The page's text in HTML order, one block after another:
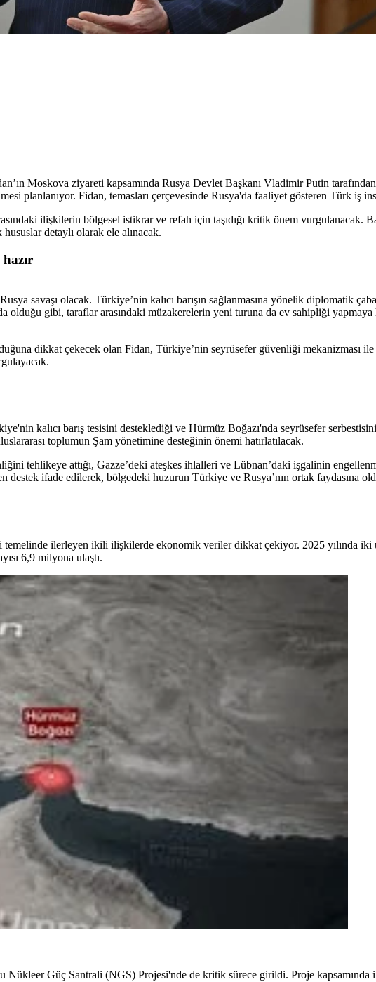
Moskova ziyareti kapsamında Rusya Devlet Başkanı Vladimir Putin
planlanıyor. Fidan, temasları çerçevesinde Rusya'da faaliyet gösteren Türk iş
ilişkilerin bölgesel istikrar ve refah için taşıdığı kritik önem vurgulanacak.
detaylı olarak ele alınacak.
savaşı olacak. Türkiye’nin kalıcı barışın sağlanmasına yönelik diplomatik
olduğu gibi, taraflar arasındaki müzakerelerin yeni turuna da ev sahipliği
dikkat çekecek olan Fidan, Türkiye’nin seyrüsefer güvenliği mekanizması ile
kalıcı barış tesisini desteklediği ve Hürmüz Boğazı'nda seyrüsefer
toplumun Şam yönetimine desteğinin önemi hatırlatılacak.
tehlikeye attığı, Gazze’deki ateşkes ihlalleri ve Lübnan’daki işgalinin
destek ifade edilerek, bölgedeki huzurun Türkiye ve Rusya’nın ortak faydasına
ilerleyen ikili ilişkilerde ekonomik veriler dikkat çekiyor. 2025 yılında iki
6,9 milyona ulaştı.
Güç Santrali (NGS) Projesi'nde de kritik sürece girildi. Proje kapsamında